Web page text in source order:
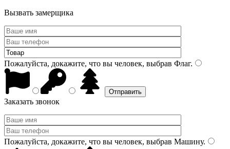
Вызвать замерщика
Пожалуйста, докажите, что вы человек, выбрав Флаг.
Заказать звонок
Пожалуйста, докажите, что вы человек, выбрав Машину.